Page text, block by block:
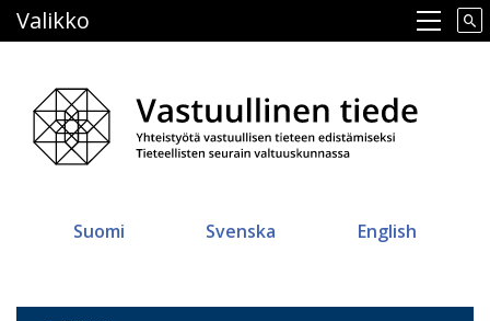
pääsisältöön
Main navigation
Valikko
Suomi Svenska English